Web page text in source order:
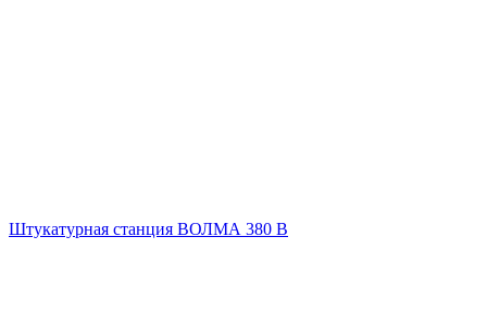
Штукатурная станция ВОЛМА 380 В